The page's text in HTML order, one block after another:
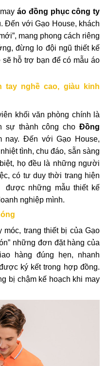
mayáo đồng phục công ty
Đến với Gạo House, khách
mang phong cách riêng
đừng lo đội ngũ thiết kế
hỗ trợ bạn để có mẫu áo
nghề cao, giàu kinh
khối văn phòng chính là
sự thành công cho Đồng
nay. Đến với Gạo House,
tình, chu đáo, sẵn sàng
họ đều là những người
có tư duy thời trang hiện
được những mẫu thiết kế
nghiệp mình.
móc, trang thiết bị của Gạo
những đơn đặt hàng của
hàng đúng hẹn, nhanh
ký kết trong hợp đồng.
bị chậm kế hoạch khi may